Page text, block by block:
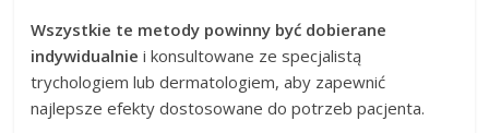
Wszystkie te metody powinny być dobierane
indywidualnie i konsultowane ze specjalistą
trychologiem lub dermatologiem, aby zapewnić
najlepsze efekty dostosowane do potrzeb pacjenta.